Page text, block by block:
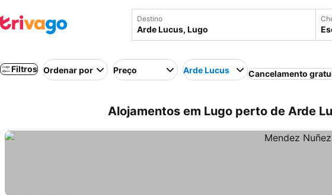
Destino
Filtros Ordenar por Preço Arde Lucus Cancelamento
Alojamentos em Lugo perto de Arde